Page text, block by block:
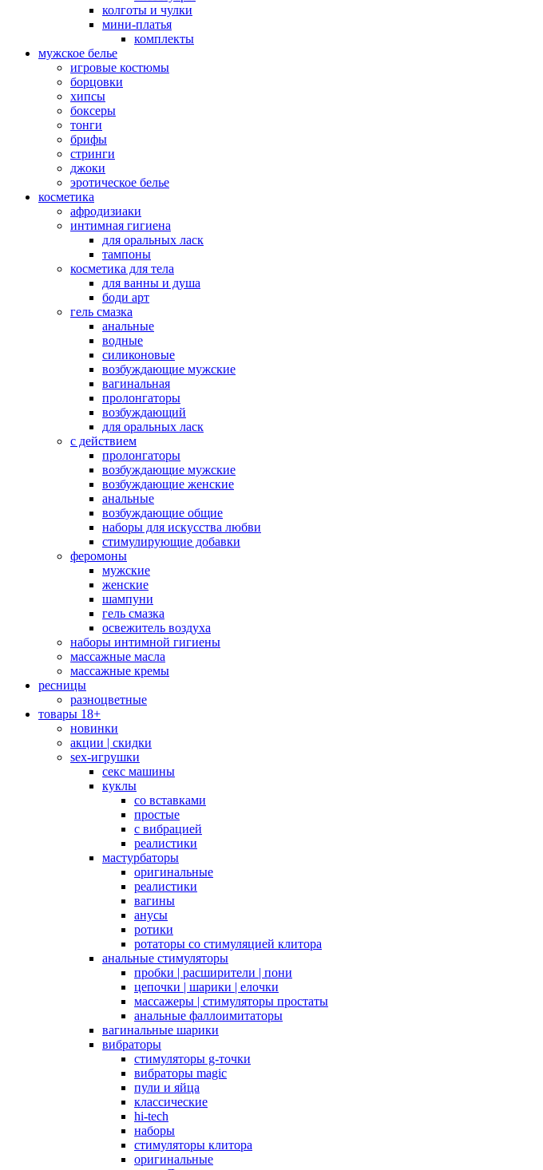
колготы и чулки
мини-платья
комплекты
мужское белье
игровые костюмы
борцовки
хипсы
боксеры
тонги
брифы
стринги
джоки
эротическое белье
косметика
афродизиаки
интимная гигиена
для оральных ласк
тампоны
косметика для тела
для ванны и душа
боди арт
гель смазка
анальные
водные
силиконовые
возбуждающие мужские
вагинальная
пролонгаторы
возбуждающий
для оральных ласк
с действием
пролонгаторы
возбуждающие мужские
возбуждающие женские
анальные
возбуждающие общие
наборы для искусства любви
стимулирующие добавки
феромоны
мужские
женские
шампуни
гель смазка
освежитель воздуха
наборы интимной гигиены
массажные масла
массажные кремы
ресницы
разноцветные
товары 18+
новинки
акции | скидки
sex-игрушки
секс машины
куклы
со вставками
простые
с вибрацией
реалистики
мастурбаторы
оригинальные
реалистики
вагины
анусы
ротики
ротаторы со стимуляцией клитора
анальные стимуляторы
пробки | расширители | пони
цепочки | шарики | елочки
массажеры | стимуляторы простаты
анальные фаллоимитаторы
вагинальные шарики
вибраторы
стимуляторы g-точки
вибраторы magic
пули и яйца
классические
hi-tech
наборы
стимуляторы клитора
оригинальные